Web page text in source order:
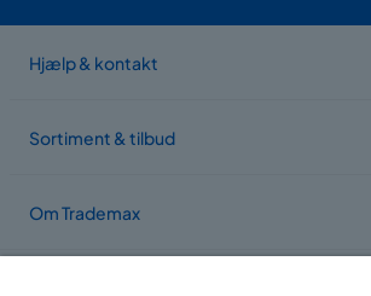
Hjælp & kontakt
Sortiment & tilbud
Om Trademax